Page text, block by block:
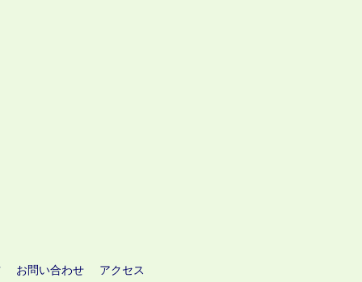
お問い合わせ アクセス